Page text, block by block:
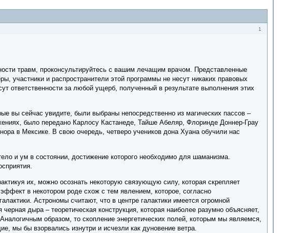
1
травм, проконсультируйтесь с вашим лечащим врачом. Представленные
участники и распространители этой программы не несут никаких правовых
ответственности за любой ущерб, полученный в результате выполнения этих
сейчас увидите, были выбраны непосредственно из магических пассов –
было передано Карлосу Кастанеде, Тайше Абеляр, Флоринде Доннер-Грау
в Мексике. В свою очередь, четверо учеников дона Хуана обучили нас
и ум в состоянии, достижение которого необходимо для шаманизма.
их, можно осознать некоторую связующую силу, которая скрепляет
в некотором роде схож с тем явлением, которое, согласно
Астрономы считают, что в центре галактики имеется огромной
дыра – теоретическая конструкция, которая наиболее разумно объясняет,
образом, то скопление энергетических полей, которым мы являемся,
мы бы взорвались изнутри и исчезли как дуновение ветра.